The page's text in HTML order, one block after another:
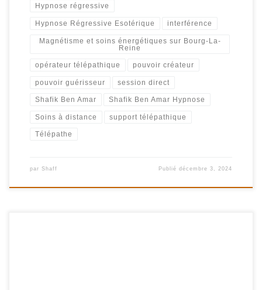
Hypnose régressive
Hypnose Régressive Esotérique interférence
Magnétisme et soins énergétiques sur Bourg-La-
Reine
opérateur télépathique pouvoir créateur
pouvoir guérisseur session direct
Shafik Ben Amar Shafik Ben Amar Hypnose
Soins à distance support télépathique
Télépathe
par Shaff Publiédécembre 3, 2024